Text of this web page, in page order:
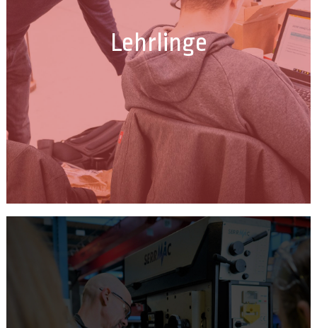
Lehrlinge
Lehrling MechatronikerIn, Lehrling MetalltechnikerIn
Maschinenbau, Lehrling KonstrukteurIN, Lehrling
MetalltechnikerIn Stahlbau, Lehrling
Applikationsentwicklung - Coding
ERFAHRE MEHR ZUM JOB
Berufspraktische Tage &